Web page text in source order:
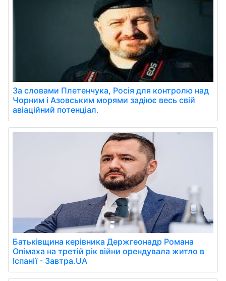
За словами Плетенчука, Росія для контролю над
Чорним і Азовським морями задіює весь свій
авіаційний потенціал.
Батьківщина керівника Держгеонадр Романа
Опімаха на третій рік війни орендувала житло в
Іспанії - Завтра.UA